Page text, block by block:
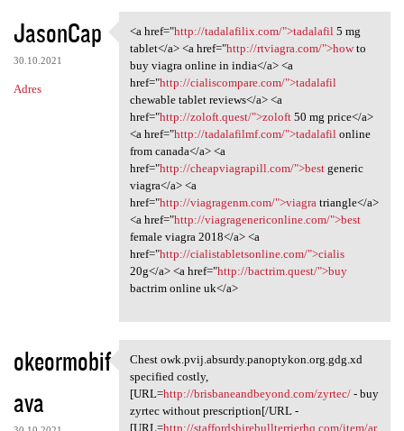
JasonCap
30.10.2021
Adres
<a href="http://tadalafilix
<a href="http://tadalafilix.com/">tadalafil5 mg
tablet</a> <a href="http://rtviagra.com/">howto
buy viagra online in india</a> <a
href="http://cialiscompare.com/">tadalafil
chewable tablet reviews</a> <a
href="http://zoloft.quest/">zoloft50 mg price</a>
<a href="http://tadalafilmf.com/">tadalafilonline
from canada</a> <a
href="http://cheapviagrapill.com/">bestgeneric
viagra</a> <a
href="http://viagragenm.com/">viagratriangle</a>
<a href="http://viagragenericonline.com/">best
female viagra 2018</a> <a
href="http://cialistabletsonline.com/">cialis
20g</a> <a href="http://bactrim.quest/">buy
bactrim online uk</a>
okeormobif
ava
Chest owk.pvij.absurdy
Chest owk.pvij.absurdy.panoptykon.org.gdg.xd
specified costly,
[URL=http://brisbaneandbeyond.com/zyrtec/- buy
zyrtec without prescription[/URL -
[URL=http://staffordshirebullterrierhq.com/item/ar